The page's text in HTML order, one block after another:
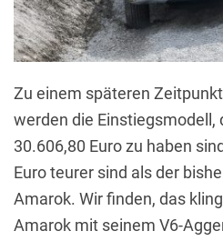
Zu einem späteren
werden die Einstiegsmodell,
30.606,80 Euro zu haben
Euro teurer sind als der
Amarok. Wir finden, das
Amarok mit seinem V6-